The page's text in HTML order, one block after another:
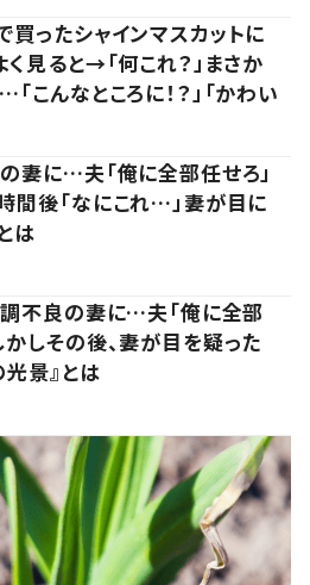
買ったシャインマスカットに
く見ると→「何これ？」まさか
こんなところに！？」「かわい
妻に…夫「俺に全部任せろ」
間後「なにこれ…」妻が目に
は
調不良の妻に…夫「俺に全部
かしその後、妻が目を疑った
光景』とは